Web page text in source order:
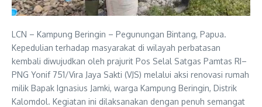
LCN – Kampung Beringin – Pegunungan Bintang, Papua.
Kepedulian terhadap masyarakat di wilayah perbatasan
kembali diwujudkan oleh prajurit Pos Selal Satgas Pamtas RI–
PNG Yonif 751/Vira Jaya Sakti (VJS) melalui aksi renovasi rumah
milik Bapak Ignasius Jamki, warga Kampung Beringin, Distrik
Kalomdol. Kegiatan ini dilaksanakan dengan penuh semangat